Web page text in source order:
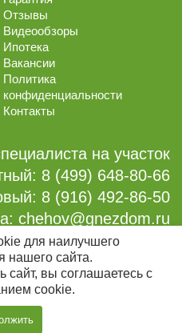
Отзывы
Видеообзоры
Ипотека
Вакансии
Политика
конфиденциальности
Контакты
на участок
8 (499) 648-80-66
8 (916) 492-86-50
chehov@gnezdom.ru
материалов с сайта без
сайта не является публичной
для наилучшего
нашего сайта.
сайт, вы соглашаетесь с
cookie.